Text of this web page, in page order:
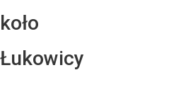
koło
Łukowicy